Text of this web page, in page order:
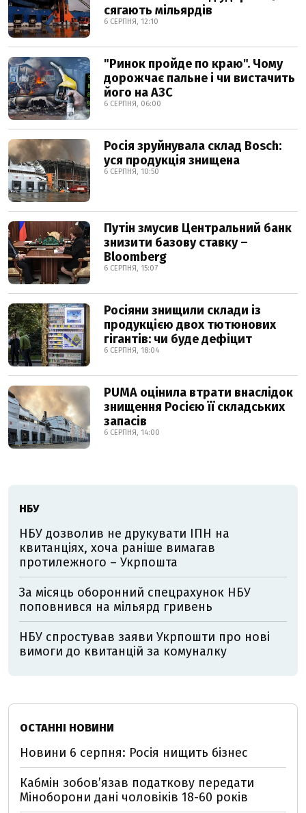
сягають мільярдів
6 СЕРПНЯ, 12:10
"Ринок пройде по краю". Чому
дорожчає пальне і чи вистачить
його на АЗС
6 СЕРПНЯ, 06:00
Росія зруйнувала склад Bosch:
уся продукція знищена
6 СЕРПНЯ, 10:50
Путін змусив Центральний банк
знизити базову ставку –
Bloomberg
6 СЕРПНЯ, 15:07
Росіяни знищили склади із
продукцією двох тютюнових
гігантів: чи буде дефіцит
6 СЕРПНЯ, 18:04
PUMA оцінила втрати внаслідок
знищення Росією її складських
запасів
6 СЕРПНЯ, 14:00
НБУ
НБУ дозволив не друкувати ІПН на
квитанціях, хоча раніше вимагав
протилежного – Укрпошта
За місяць оборонний спецрахунок НБУ
поповнився на мільярд гривень
НБУ спростував заяви Укрпошти про нові
вимоги до квитанцій за комуналку
ОСТАННІ НОВИНИ
Новини 6 серпня: Росія нищить бізнес
Кабмін зобовʼязав податкову передати
Міноборони дані чоловіків 18-60 років